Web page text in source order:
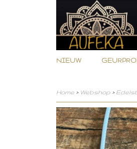
NIEUW
Home > Webshop >